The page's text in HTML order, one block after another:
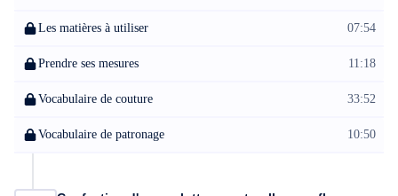
Les matières à utiliser 07:54
Prendre ses mesures 11:18
Vocabulaire de couture 33:52
Vocabulaire de patronage 10:50